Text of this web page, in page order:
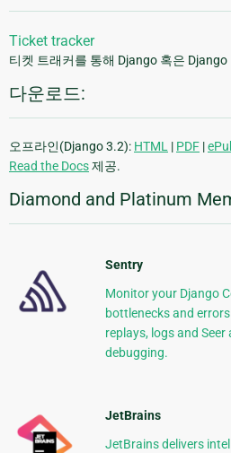
Ticket tracker
티켓 트래커를 통해 Django 혹은
다운로드:
오프라인(Django 3.2): HTML | PDF |
Read the Docs제공.
Diamond and Platinum
Sentry
Monitor your Django
bottlenecks and
replays, logs and
debugging.
JetBrains
JetBrains delivers